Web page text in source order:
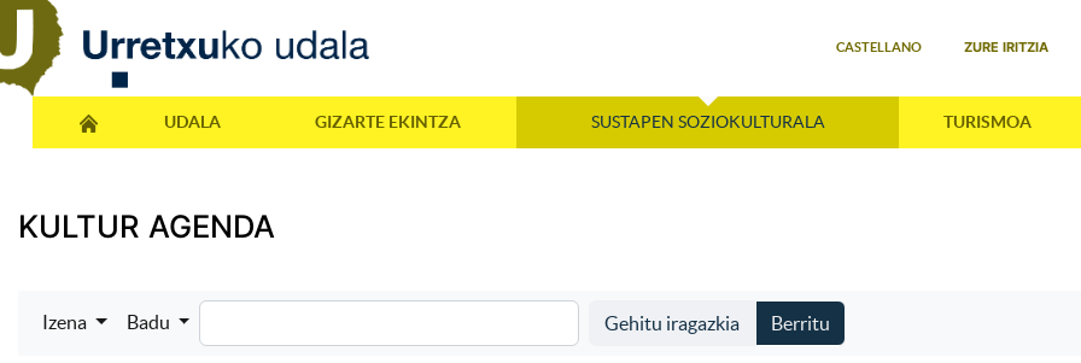
CASTELLANO ZURE IRITZIA
UDALA GIZARTE EKINTZA SUSTAPEN SOZIOKULTURALA TURISMOA
KULTUR AGENDA
Izena Badu Gehitu iragazkia Berritu